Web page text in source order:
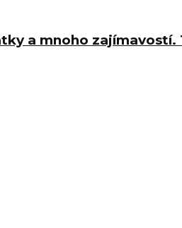
a mnoho zajímavostí.